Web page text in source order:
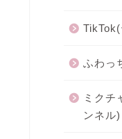
ふわっ
ミクチ
ンネル)